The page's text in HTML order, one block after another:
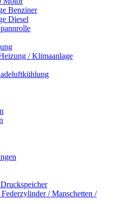
Benziner
Diesel
/ Klimaanlage
/ Manschetten /